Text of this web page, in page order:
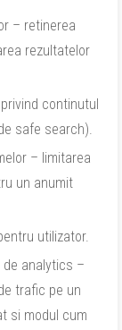
– retinerea
rezultatelor
continutul
safe search).
– limitarea
un anumit
utilizator.
analytics –
trafic pe un
si modul cum